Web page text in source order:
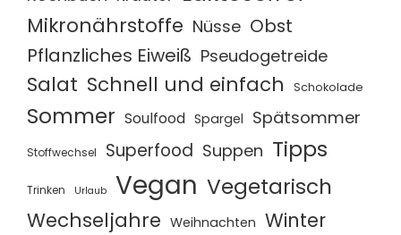
Mikronährstoffe Nüsse Obst
Pflanzliches Eiweiß Pseudogetreide
Salat Schnell und einfach Schokolade
Sommer Soulfood Spargel Spätsommer
Stoffwechsel Superfood Suppen Tipps
Trinken Urlaub Vegan Vegetarisch
Wechseljahre Weihnachten Winter